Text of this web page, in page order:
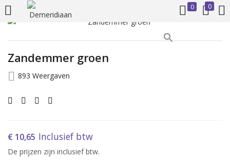
0 0
INLOGGEN REGISTREREN
Voer uw gebruikersnaam en wachtwoord in om in te loggen.
Onthoud mij
Zandemmer groen
893 Weergaven
€ 10,65 Inclusief btw
De prijzen zijn inclusief btw.